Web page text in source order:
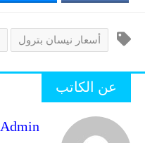
أسعار نيسان بترول
عن الكاتب
Admin